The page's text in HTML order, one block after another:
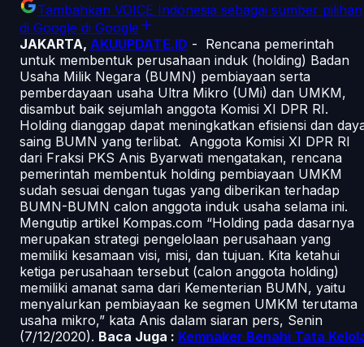
Tambahkan VOICE Indonesia sebagai sumber pilihan
di Google di Google
JAKARTA, AKUUPDATE.ID - Rencana pemerintah
untuk membentuk perusahaan induk (holding) Badan
Usaha Milik Negara (BUMN) pembiayaan serta
pemberdayaan usaha Ultra Mikro (UMi) dan UMKM,
disambut baik sejumlah anggota Komisi XI DPR RI.
Holding dianggap dapat meningkatkan efisiensi dan
saing BUMN yang terlibat. Anggota Komisi XI DPR RI
dari Fraksi PKS Anis Byarwati mengatakan, rencana
pemerintah membentuk holding pembiayaan UMKM
sudah sesuai dengan tugas yang diberikan terhadap
BUMN-BUMN calon anggota induk usaha selama ini.
Mengutip artikel Kompas.com “Holding pada dasarnya
merupakan strategi pengelolaan perusahaan yang
memiliki kesamaan visi, misi, dan tujuan. Kita ketahui
ketiga perusahaan tersebut (calon anggota holding)
memiliki amanat sama dari Kementerian BUMN, yaitu
menyalurkan pembiayaan ke segmen UMKM terutama
usaha mikro,” kata Anis dalam siaran pers, Senin
(7/12/2020). Baca Juga : Kemnaker Benahi Tata